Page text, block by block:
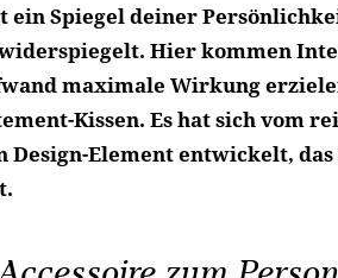
ein Spiegel deiner
Hier kommen
maximale Wirkung
Kissen. Es hat sich vom
Design-Element entwickelt,